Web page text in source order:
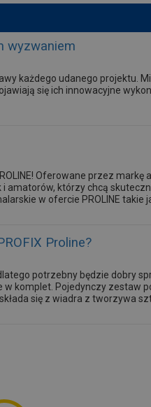
wyzwaniem
każdego udanego projektu.
się ich innowacyjne
Oferowane przez
amatorów, którzy chcą
w ofercie PROLINE takie
Proline?
potrzebny będzie dobry
komplet. Pojedynczy zestaw
się z wiadra z tworzywa